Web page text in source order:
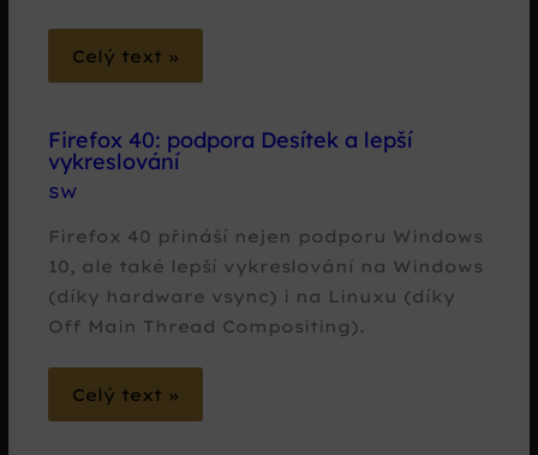
Celý text »
Firefox 40: podpora Desítek a lepší
vykreslování
SW
Firefox 40 přináší nejen podporu Windows
10, ale také lepší vykreslování na Windows
(díky hardware vsync) i na Linuxu (díky
Off Main Thread Compositing).
Celý text »